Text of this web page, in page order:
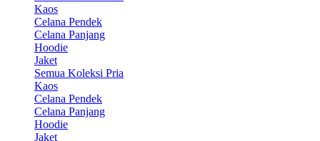
Kaos
Celana Pendek
Celana Panjang
Hoodie
Jaket
Semua Koleksi Pria
Kaos
Celana Pendek
Celana Panjang
Hoodie
Jaket